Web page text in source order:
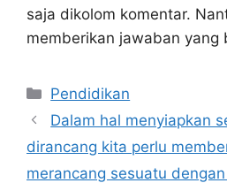
saja dikolom komentar.
memberikan jawaban yang
Kategori
Pendidikan
Dalam hal menyiapkan
dirancang kita perlu
merancang sesuatu